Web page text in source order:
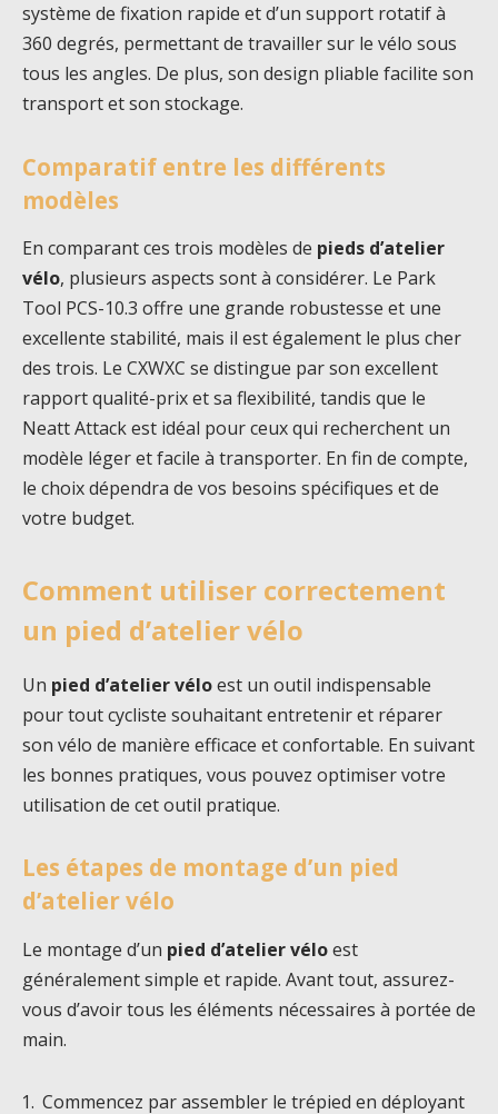
système de fixation rapide et d’un support rotatif à
360 degrés, permettant de travailler sur le vélo sous
tous les angles. De plus, son design pliable facilite son
transport et son stockage.
Comparatif entre les différents
modèles
En comparant ces trois modèles de pieds d’atelier
vélo, plusieurs aspects sont à considérer. Le Park
Tool PCS-10.3 offre une grande robustesse et une
excellente stabilité, mais il est également le plus cher
des trois. Le CXWXC se distingue par son excellent
rapport qualité-prix et sa flexibilité, tandis que le
Neatt Attack est idéal pour ceux qui recherchent un
modèle léger et facile à transporter. En fin de compte,
le choix dépendra de vos besoins spécifiques et de
votre budget.
Comment utiliser correctement
un pied d’atelier vélo
Un pied d’atelier véloest un outil indispensable
pour tout cycliste souhaitant entretenir et réparer
son vélo de manière efficace et confortable. En suivant
les bonnes pratiques, vous pouvez optimiser votre
utilisation de cet outil pratique.
Les étapes de montage d’un pied
d’atelier vélo
Le montage d’un pied d’atelier véloest
généralement simple et rapide. Avant tout, assurez-
vous d’avoir tous les éléments nécessaires à portée de
main.
Commencez par assembler le trépied en déployant